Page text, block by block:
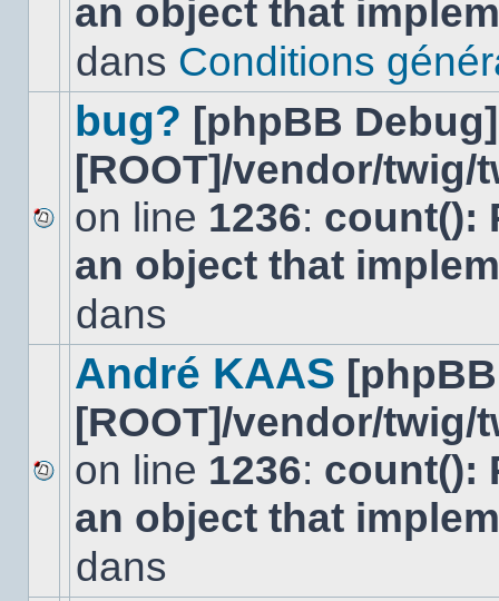
nouveau
message
sujet.
an object that
dans Conditions
Aucun
nouveau
message
sujet.
bug? [phpBB
[ROOT]/vendor/
on line 1236: count():
an object that
dans
Aucun
nouveau
message
André KAAS
[ROOT]/vendor/
on line 1236: count():
an object that
dans